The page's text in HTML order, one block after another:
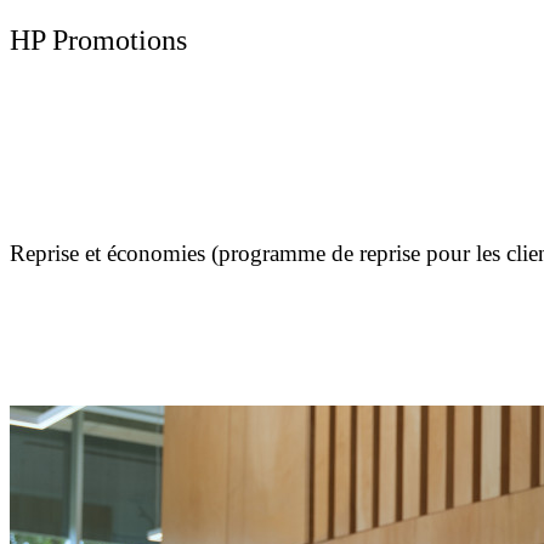
HP Promotions
Reprise et économies (programme de reprise pour les